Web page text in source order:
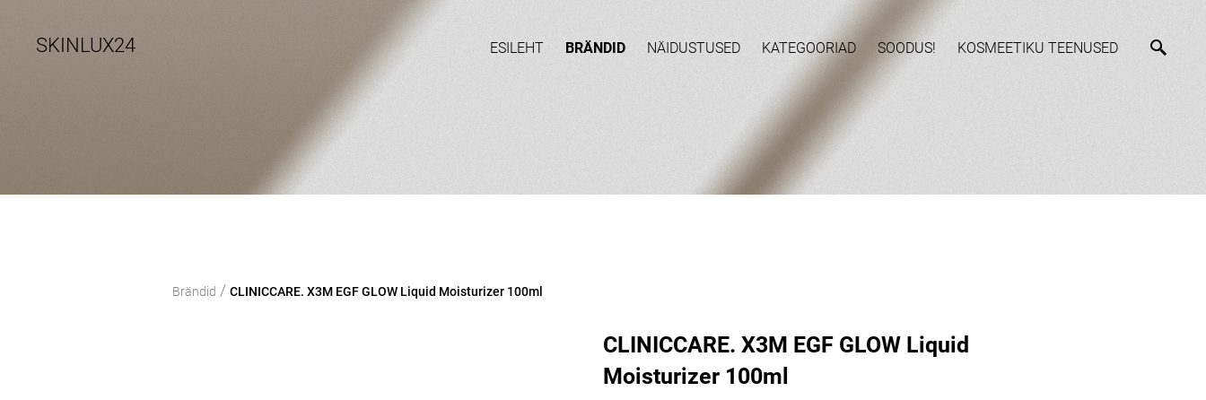
SKINLUX24 ESILEHT BRÄNDID NÄIDUSTUSED KATEGOORIAD SOODUS! KOSMEETIKU TEENUSED
Brändid / CLINICCARE. X3M EGF GLOW Liquid Moisturizer 100ml
CLINICCARE. X3M EGF GLOW Liquid
Moisturizer 100ml